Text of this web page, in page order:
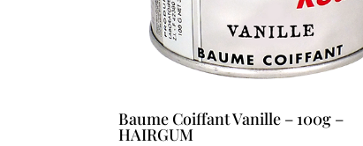
Baume Coiffant Vanille – 100g –
HAIRGUM